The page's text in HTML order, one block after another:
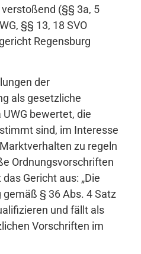
(§§ 3a, 5
§§ 13, 18 SVO
Regensburg
der
als gesetzliche
bewertet, die
sind, im Interesse
zu regeln
Ordnungsvorschriften
Gericht aus: „Die
gemäß § 36 Abs. 4 Satz
und fällt als
Vorschriften im